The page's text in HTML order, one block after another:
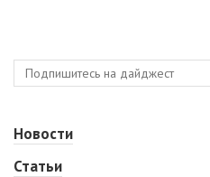
Новости
Статьи